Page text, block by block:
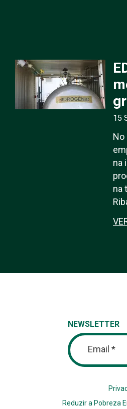
15
No
na
na
NEWSLETTER
Email *
Reduzir a Pobreza